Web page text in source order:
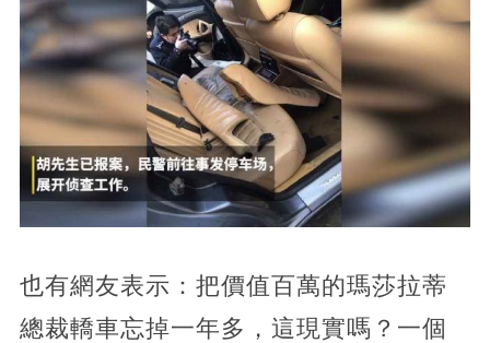
也有網友表示：把價值百萬的瑪莎拉蒂
總裁轎車忘掉一年多，這現實嗎？一個